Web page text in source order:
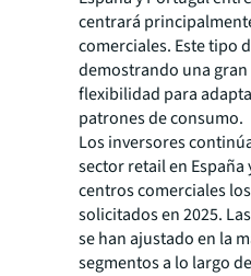
centrará
comerciales. Este tipo
demostrando una
flexibilidad para
patrones de consumo.
Los inversores
sector retail en
centros comerciales
solicitados en 2025.
se han ajustado en la
segmentos a lo largo